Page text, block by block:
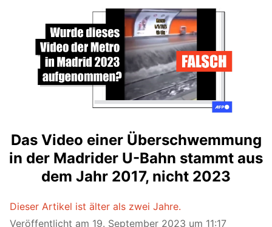
Das Video einer Überschwemmung
in der Madrider U-Bahn stammt aus
dem Jahr 2017, nicht 2023
Dieser Artikel ist älter als zwei Jahre.
Veröffentlicht am 19. September 2023 um 11:17